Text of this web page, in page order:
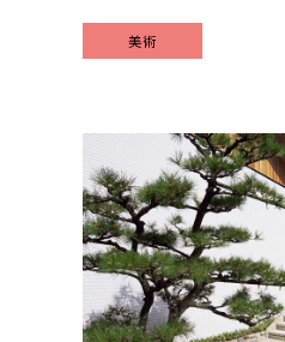
美術